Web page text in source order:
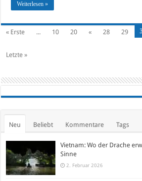
Weiterlesen »
« Erste ... 10 20 « 28 29
Letzte »
Neu Beliebt Kommentare Tags
Vietnam: Wo der Drache
Sinne
2. Februar 2026